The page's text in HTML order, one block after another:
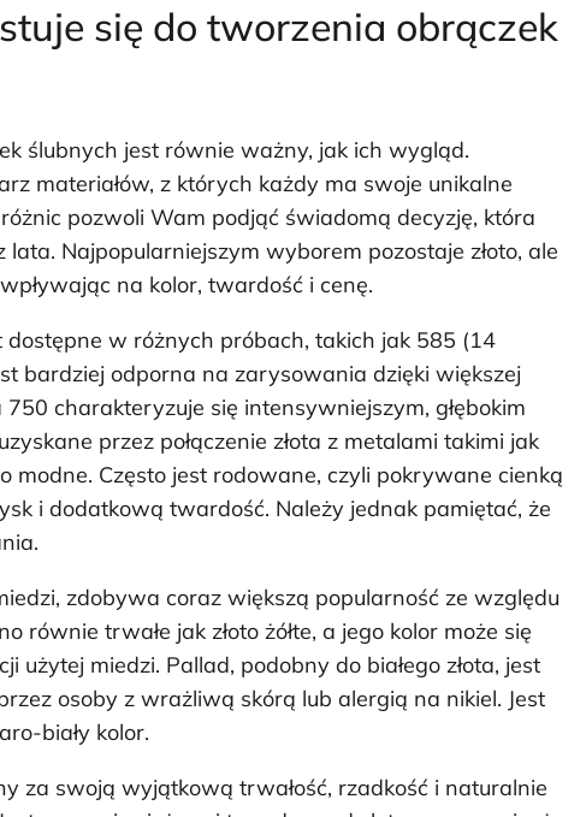
się do tworzenia obrączek
ślubnych jest równie ważny, jak ich wygląd.
materiałów, z których każdy ma swoje unikalne
pozwoli Wam podjąć świadomą decyzję, która
Najpopularniejszym wyborem pozostaje złoto, ale
na kolor, twardość i cenę.
dostępne w różnych próbach, takich jak 585 (14
bardziej odporna na zarysowania dzięki większej
charakteryzuje się intensywniejszym, głębokim
przez połączenie złota z metalami takimi jak
modne. Często jest rodowane, czyli pokrywane cienką
i dodatkową twardość. Należy jednak pamiętać, że
zdobywa coraz większą popularność ze względu
równie trwałe jak złoto żółte, a jego kolor może się
użytej miedzi. Pallad, podobny do białego złota, jest
osoby z wrażliwą skórą lub alergią na nikiel. Jest
biały kolor.
za swoją wyjątkową trwałość, rzadkość i naturalnie